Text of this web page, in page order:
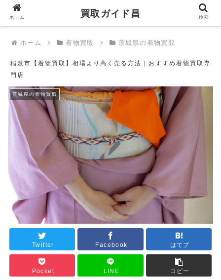
買取ガイド昌
ホーム 着物買取 茨城県の着物買取
稲敷市【着物買取】相場より高く売る方法｜おすすめ着物買取専
門店
茨城県の着物買取
Twitter Facebook はてブ
Pocket LINE コピー
ホーム 買取ガイド昌 検索